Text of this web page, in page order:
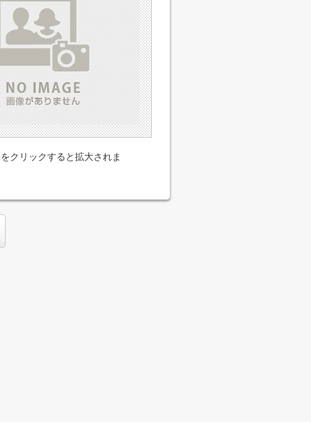
クリックすると拡大されま